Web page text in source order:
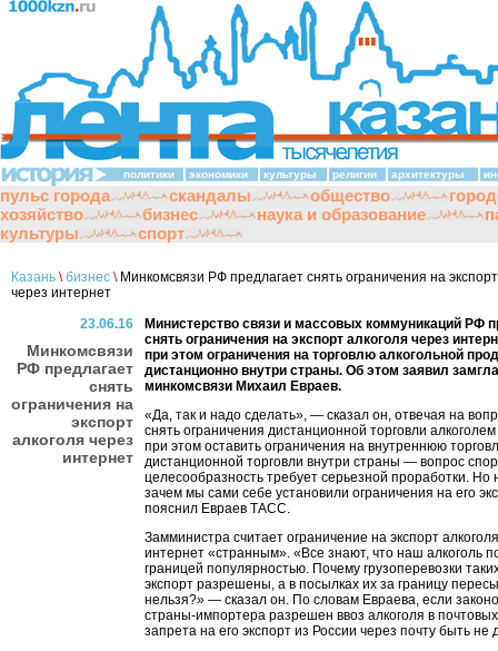
политики экономики культуры религии архитектуры
пульс города скандалы общество
хозяйство
бизнес наука и образование
культуры
спорт
Казань \ бизнес \Минкомсвязи РФ предлагает снять ограничения на
через интернет
23.06.16
Минкомсвязи
РФ предлагает
снять
ограничения на
экспорт
алкоголя через
интернет
Министерство связи и массовых коммуникаций РФ
снять ограничения на экспорт алкоголя через
при этом ограничения на торговлю алкогольной
дистанционно внутри страны. Об этом заявил
минкомсвязи Михаил Евраев.
«Да, так и надо сделать», — сказал он, отвечая на
снять ограничения дистанционной торговли
при этом оставить ограничения на внутреннюю
дистанционной торговли внутри страны — вопрос
целесообразность требует серьезной проработки. Но
зачем мы сами себе установили ограничения на его
пояснил Евраев ТАСС.
Замминистра считает ограничение на экспорт
интернет «странным». «Все знают, что наш алкоголь
границей популярностью. Почему грузоперевозки
экспорт разрешены, а в посылках их за границу
нельзя?» — сказал он. По словам Евраева, если
страны-импортера разрешен ввоз алкоголя в
запрета на его экспорт из России через почту быть не